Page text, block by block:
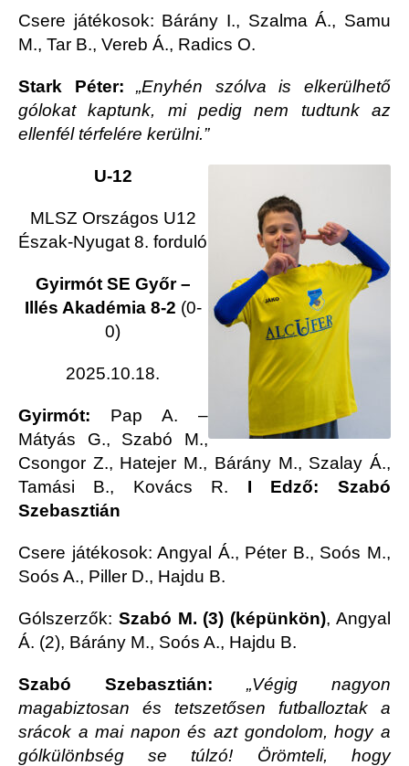
Csere játékosok: Bárány I., Szalma Á., Samu
M., Tar B., Vereb Á., Radics O.
Stark Péter:„Enyhén szólva is elkerülhető
gólokat kaptunk, mi pedig nem tudtunk az
ellenfél térfelére kerülni.”
U-12
MLSZ Országos U12
Észak-Nyugat 8. forduló
Gyirmót SE Győr –
Illés Akadémia 8-2 (0-
0)
2025.10.18.
Gyirmót: Pap A. –
Mátyás G., Szabó M.,
Csongor Z., Hatejer M., Bárány M., Szalay Á.,
Tamási B., Kovács R. I Edző: Szabó
Szebasztián
Csere játékosok: Angyal Á., Péter B., Soós M.,
Soós A., Piller D., Hajdu B.
Gólszerzők: Szabó M. (3) (képünkön), Angyal
Á. (2), Bárány M., Soós A., Hajdu B.
Szabó Szebasztián: „Végig nagyon
magabiztosan és tetszetősen futballoztak a
srácok a mai napon és azt gondolom, hogy a
gólkülönbség se túlzó! Örömteli, hogy